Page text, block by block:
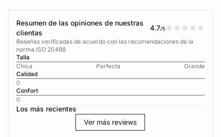
Resumen de las opiniones de nuestras
clientas
4.7/5
Reseñas verificadas de acuerdo con las recomendaciones de la
norma ISO 20488
Talla
Chica
Perfecta
Grande
Calidad
0
Confort
0
Los más recientes
Ver más reviews